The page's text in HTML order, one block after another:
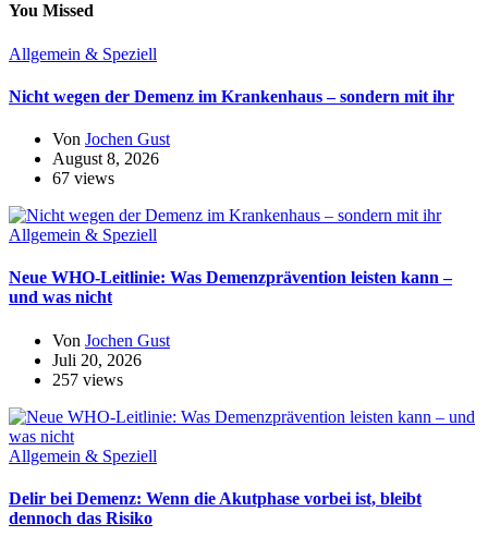
You Missed
Allgemein & Speziell
Nicht wegen der Demenz im Krankenhaus – sondern mit ihr
Von Jochen Gust
August 8, 2026
67 views
Allgemein & Speziell
Neue WHO-Leitlinie: Was Demenzprävention leisten kann –
und was nicht
Von Jochen Gust
Juli 20, 2026
257 views
Allgemein & Speziell
Delir bei Demenz: Wenn die Akutphase vorbei ist, bleibt
dennoch das Risiko